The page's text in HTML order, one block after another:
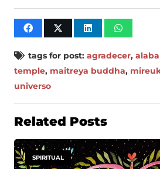
tags for post: agradecer,
temple, maitreya buddha,
universo
Related Posts
SPIRITUAL